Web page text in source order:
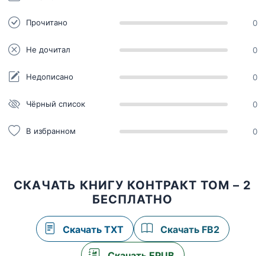
Прочитано 0
Не дочитал 0
Недописано 0
Чёрный список 0
В избранном 0
СКАЧАТЬ КНИГУ КОНТРАКТ ТОМ – 2
БЕСПЛАТНО
Скачать TXT Скачать FB2